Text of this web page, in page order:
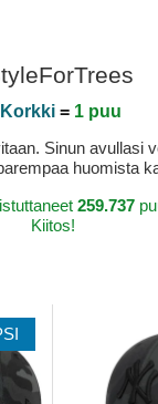
= 1 puu
Sinun
huomista
259.737
Kiitos!